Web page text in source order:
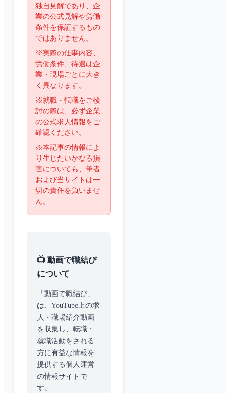
独自見解であり、企
業の公式見解や労働
条件を保証するもの
ではありません。
※実際の仕事内容、
労働条件、待遇は企
業・現場ごとに大き
く異なります。
※就職・転職をご検
討の際は、必ず企業
の公式求人情報をご
確認ください。
※本記事の情報によ
り生じたいかなる損
害についても、筆者
および当サイトは一
切の責任を負いませ
ん。
📺 動画で職結び
について
「動画で職結び」
は、YouTube上の求
人・職場紹介動画
を収集し、転職・
就職活動をされる
方に有益な情報を
提供する個人運営
の情報サイトで
す。